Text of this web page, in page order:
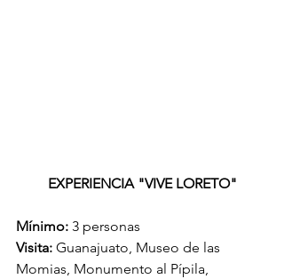
EXPERIENCIA "VIVE LORETO"
Mínimo: 3 personas
Visita: Guanajuato, Museo de las
Momias, Monumento al Pípila,